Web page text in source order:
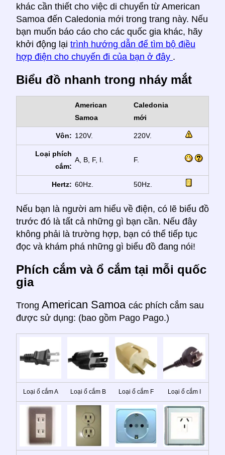
khác cần thiết cho việc di chuyển từ American
Samoa đến Caledonia mới trong trang này. Nếu
bạn muốn báo cáo cho các quốc gia khác, hãy
khởi động lại trình hướng dẫn để tìm bộ điều
hợp điện cho chuyến đi của bạn ở đây .
Biểu đồ nhanh trong nháy mắt
American
Samoa
Caledonia
mới
Vôn: 120V. 220V.
Loại phích
cắm:
A, B, F, I. F.
Hertz: 60Hz. 50Hz.
Nếu bạn là người am hiểu về điện, có lẽ biểu đồ
trước đó là tất cả những gì bạn cần. Nếu đây
không phải là trường hợp, bạn có thể tiếp tục
đọc và khám phá những gì biểu đồ đang nói!
Phích cắm và ổ cắm tại mỗi quốc
gia
Trong American Samoa các phích cắm sau
được sử dụng: (bao gồm Pago Pago.)
Loại ổ cắm A Loại ổ cắm B Loại ổ cắm F Loại ổ cắm I